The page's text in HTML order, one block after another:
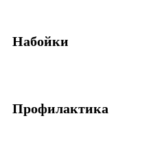
Набойки
Профилактика